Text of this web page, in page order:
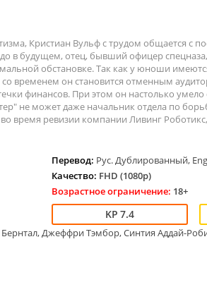
Кристиан Вульф с трудом общается с
в будущем, отец, бывший офицер спецназа,
обстановке. Так как у юноши
временем он становится отменным
финансов. При этом он настолько умело
не может даже начальник отдела по
время ревизии компании Ливинг
Перевод: Рус. Дублированный,
Качество: FHD (1080p)
Возрастное ограничение: 18+
7.4
Джеффри Тэмбор, Синтия Аддай-